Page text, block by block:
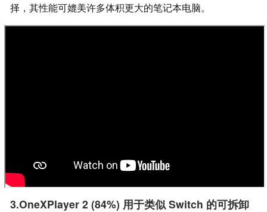
择，其性能可媲美许多体积更大的笔记本电脑。
3.OneXPlayer 2 (84%) 用于类似 Switch 的可拆卸